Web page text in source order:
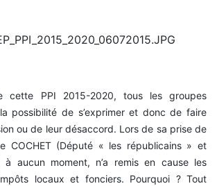
cette PPI 2015-2020, tous les groupes
possibilité de s’exprimer et donc de faire
ou de leur désaccord. Lors de sa prise de
COCHET (Député « les républicains » et
à aucun moment, n’a remis en cause les
locaux et fonciers. Pourquoi ? Tout